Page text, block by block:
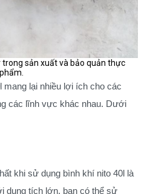
trong sản xuất và bảo quản thực
phẩm.
lại nhiều lợi ích cho các
các lĩnh vực khác nhau. Dưới
khi sử dụng bình khí nito 40l là
dung tích lớn, bạn có thể sử